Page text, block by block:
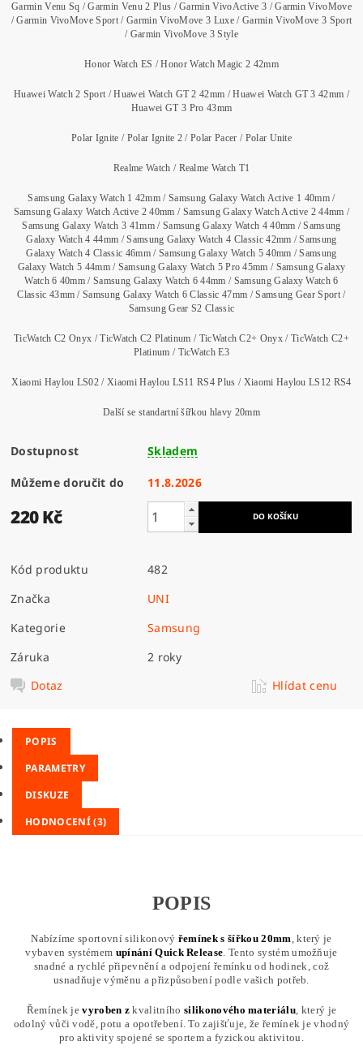
Garmin Venu Sq / Garmin Venu 2 Plus / Garmin VivoActive 3 / Garmin VivoMove
/ Garmin VivoMove Sport / Garmin VivoMove 3 Luxe / Garmin VivoMove 3 Sport
/ Garmin VivoMove 3 Style
Honor Watch ES / Honor Watch Magic 2 42mm
Huawei Watch 2 Sport / Huawei Watch GT 2 42mm / Huawei Watch GT 3 42mm /
Huawei GT 3 Pro 43mm
Polar Ignite / Polar Ignite 2 / Polar Pacer / Polar Unite
Realme Watch / Realme Watch T1
Samsung Galaxy Watch 1 42mm / Samsung Galaxy Watch Active 1 40mm /
Samsung Galaxy Watch Active 2 40mm / Samsung Galaxy Watch Active 2 44mm /
Samsung Galaxy Watch 3 41mm / Samsung Galaxy Watch 4 40mm / Samsung
Galaxy Watch 4 44mm / Samsung Galaxy Watch 4 Classic 42mm / Samsung
Galaxy Watch 4 Classic 46mm / Samsung Galaxy Watch 5 40mm / Samsung
Galaxy Watch 5 44mm / Samsung Galaxy Watch 5 Pro 45mm / Samsung Galaxy
Watch 6 40mm / Samsung Galaxy Watch 6 44mm / Samsung Galaxy Watch 6
Classic 43mm / Samsung Galaxy Watch 6 Classic 47mm / Samsung Gear Sport /
Samsung Gear S2 Classic
TicWatch C2 Onyx / TicWatch C2 Platinum / TicWatch C2+ Onyx / TicWatch C2+
Platinum / TicWatch E3
Xiaomi Haylou LS02 / Xiaomi Haylou LS11 RS4 Plus / Xiaomi Haylou LS12 RS4
Další se standartní šířkou hlavy 20mm
Dostupnost Skladem
Můžeme doručit do 11.8.2026
220 Kč
Kód produktu
482
Značka
UNI
Kategorie
Samsung
Záruka
2 roky
Dotaz
Hlídat cenu
POPIS
PARAMETRY
DISKUZE
HODNOCENÍ (3)
POPIS
Nabízíme sportovní silikonový řemínek s šířkou 20mm, který je
vybaven systémem upínání Quick Release. Tento systém umožňuje
snadné a rychlé připevnění a odpojení řemínku od hodinek, což
usnadňuje výměnu a přizpůsobení podle vašich potřeb.
Řemínek jevyroben z kvalitního silikonového materiálu, který je
odolný vůči vodě, potu a opotřebení. To zajišťuje, že řemínek je vhodný
pro aktivity spojené se sportem a fyzickou aktivitou.